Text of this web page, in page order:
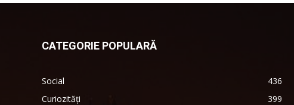
CATEGORIE POPULARĂ
Social
436
Curiozități
399